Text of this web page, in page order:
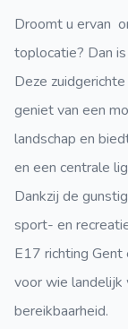
Droomt u ervan
toplocatie? Dan
Deze
geniet van een
landschap en
en een centrale
Dankzij de
sport- en
E17 richting
voor wie landelijk
bereikbaarheid.